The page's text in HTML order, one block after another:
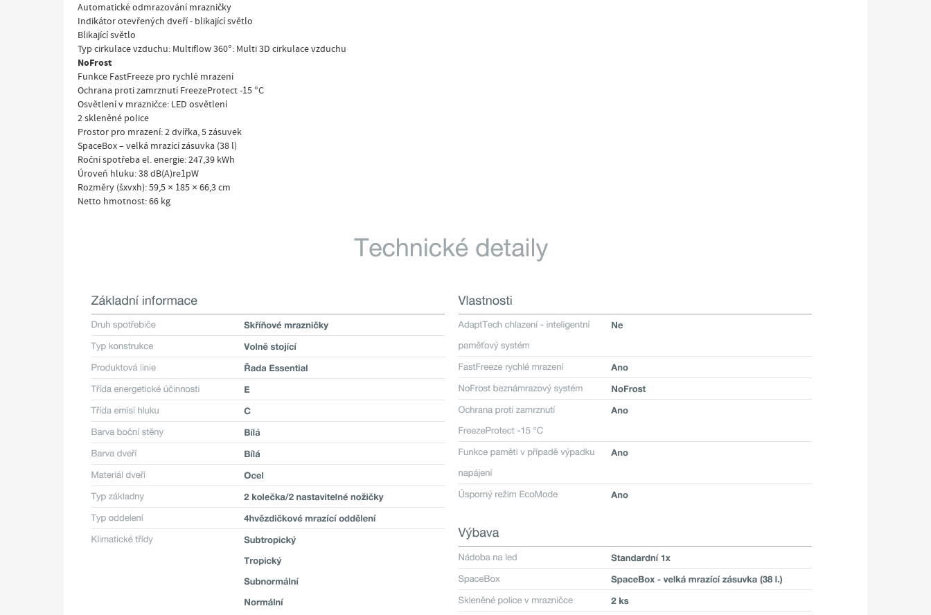
Automatické odmrazování mrazničky
Indikátor otevřených dveří - blikající světlo
Blikající světlo
Typ cirkulace vzduchu: Multiflow 360°: Multi 3D cirkulace vzduchu
NoFrost
Funkce FastFreeze pro rychlé mrazení
Ochrana proti zamrznutí FreezeProtect -15 °C
Osvětlení v mrazničce: LED osvětlení
2 skleněné police
Prostor pro mrazení: 2 dvířka, 5 zásuvek
SpaceBox – velká mrazící zásuvka (38 l)
Roční spotřeba el. energie: 247,39 kWh
Úroveň hluku: 38 dB(A)re1pW
Rozměry (šxvxh): 59,5 × 185 × 66,3 cm
Netto hmotnost: 66 kg